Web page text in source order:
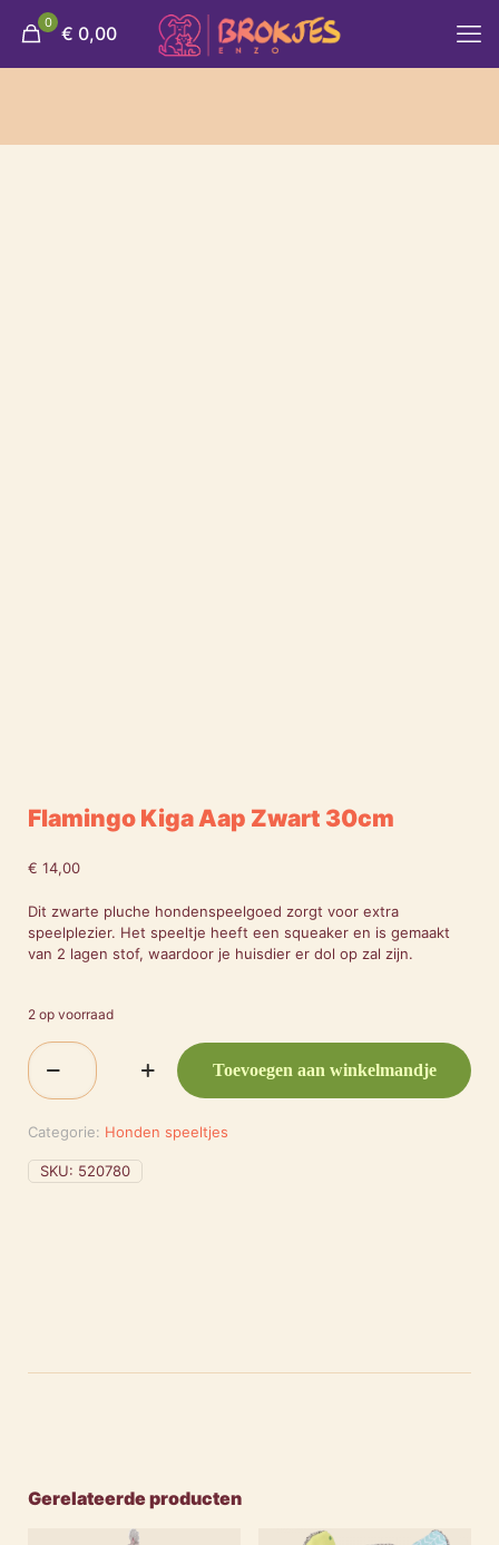
0 € 0,00
Flamingo Kiga Aap Zwart 30cm
€ 14,00
Dit zwarte pluche hondenspeelgoed zorgt voor extra
speelplezier. Het speeltje heeft een squeaker en is gemaakt
van 2 lagen stof, waardoor je huisdier er dol op zal zijn.
2 op voorraad
Flamingo
Kiga
Aap
30cm
aantal
Toevoegen aan winkelmandje
Categorie: Honden speeltjes
SKU: 520780
Gerelateerde producten